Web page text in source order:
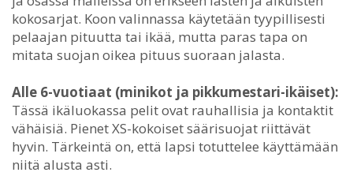
kokosarjat. Koon valinnassa käytetään tyypillisesti
pelaajan pituutta tai ikää, mutta paras tapa on
mitata suojan oikea pituus suoraan jalasta.
Alle 6-vuotiaat (minikot ja pikkumestari-ikäiset):
Tässä ikäluokassa pelit ovat rauhallisia ja kontaktit
vähäisiä. Pienet XS-kokoiset säärisuojat riittävät
hyvin. Tärkeintä on, että lapsi totuttelee käyttämään
niitä alusta asti.